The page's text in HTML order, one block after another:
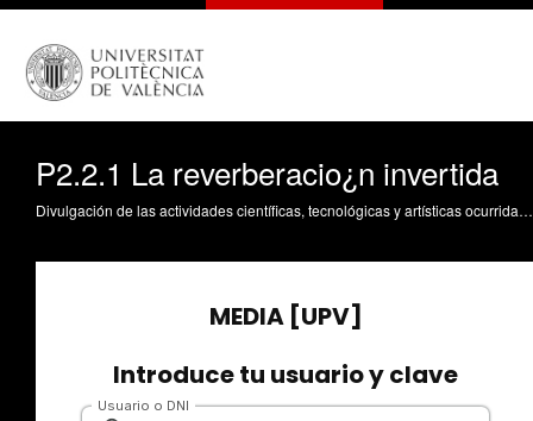
P2.2.1 La reverberacio¿n invertida
Divulgación de las actividades científicas, tecnológicas y artísticas ocurridas en los tres campus de la UPV